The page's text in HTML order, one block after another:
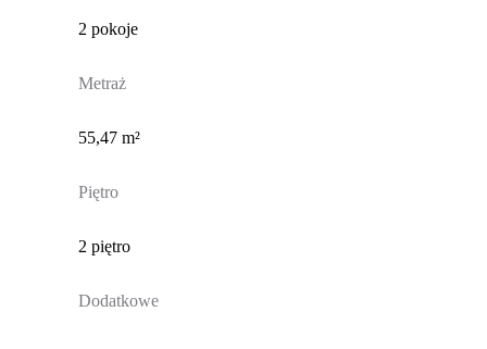
2 pokoje
Metraż
55,47 m²
Piętro
2 piętro
Dodatkowe